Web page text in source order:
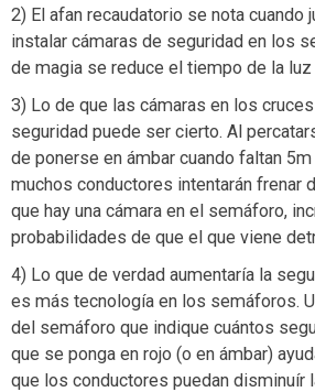
2) El afan recaudatorio se nota cuando
instalar cámaras de seguridad en los
de magia se reduce el tiempo de la luz
3) Lo de que las cámaras en los
seguridad puede ser cierto. Al
de ponerse en ámbar cuando faltan 5m
muchos conductores intentarán frenar
que hay una cámara en el semáforo,
probabilidades de que el que viene
4) Lo que de verdad aumentaría la
es más tecnología en los semáforos.
del semáforo que indique cuántos
que se ponga en rojo (o en ámbar)
que los conductores puedan disminuír